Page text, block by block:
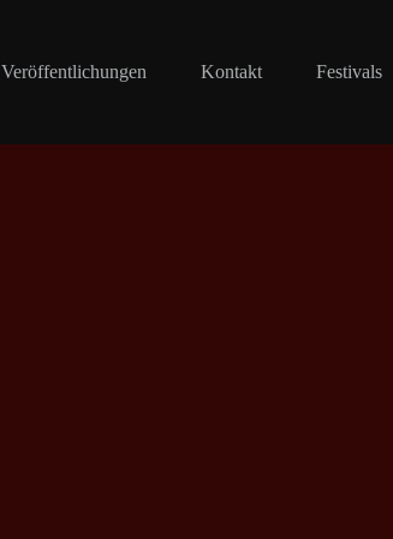
Veröffentlichungen Kontakt Festivals